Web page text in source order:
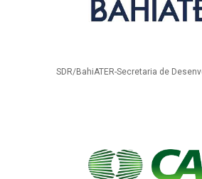
SDR/BahiATER-Secretaria de